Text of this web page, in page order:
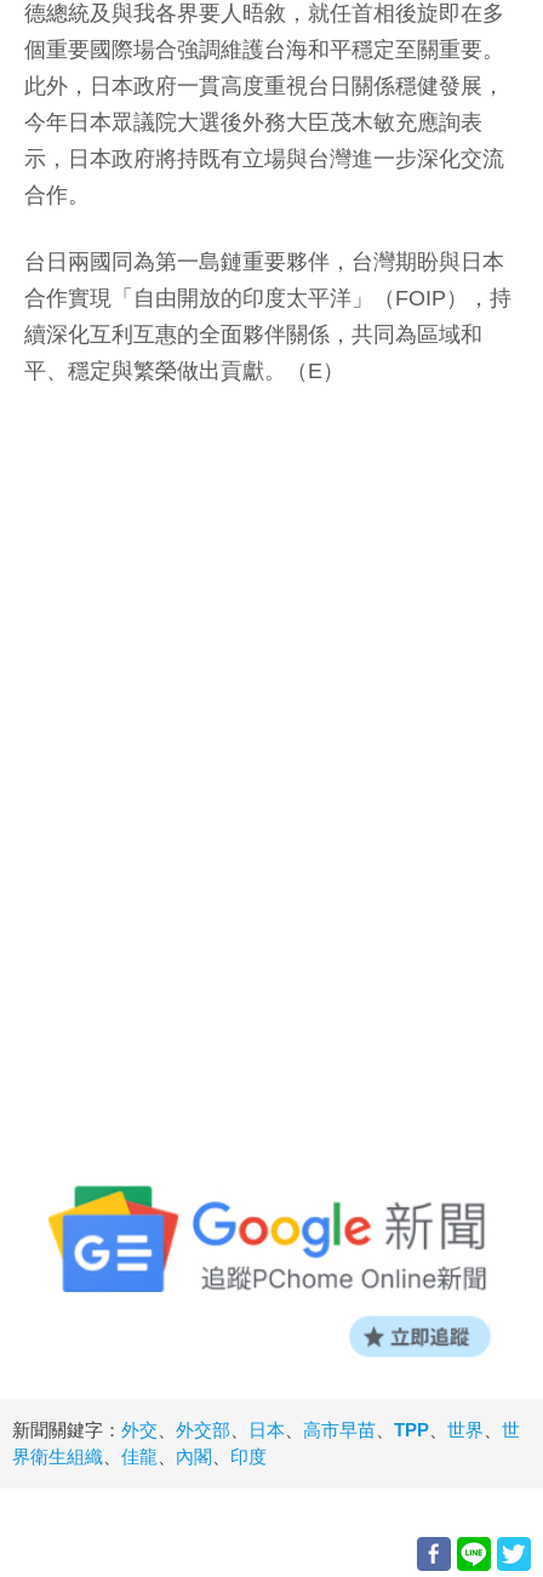
德總統及與我各界要人晤敘，就任首相後旋即在多
個重要國際場合強調維護台海和平穩定至關重要。
此外，日本政府一貫高度重視台日關係穩健發展，
今年日本眾議院大選後外務大臣茂木敏充應詢表
示，日本政府將持既有立場與台灣進一步深化交流
合作。
台日兩國同為第一島鏈重要夥伴，台灣期盼與日本
合作實現「自由開放的印度太平洋」（FOIP），持
續深化互利互惠的全面夥伴關係，共同為區域和
平、穩定與繁榮做出貢獻。（E）
新聞關鍵字： 外交 外交部 日本 高市早苗 TPP 世界
世
界衛生組織
佳龍 內閣 印度